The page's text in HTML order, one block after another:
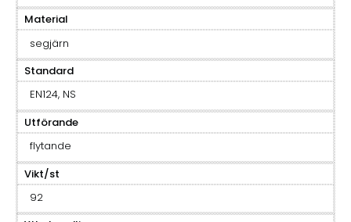
Material
segjärn
Standard
EN124, NS
Utförande
flytande
Vikt/st
92